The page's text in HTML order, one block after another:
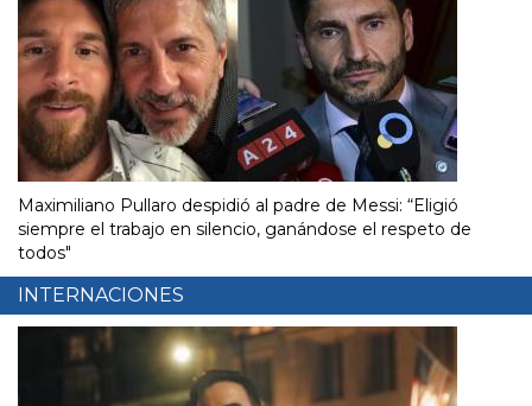
Maximiliano Pullaro despidió al padre de Messi: “Eligió
siempre el trabajo en silencio, ganándose el respeto de
todos"
INTERNACIONES